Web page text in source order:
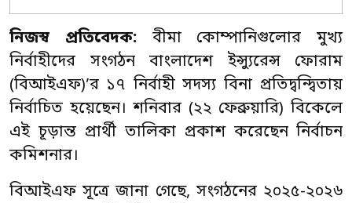
নিজস্ব প্রতিবেদক:বীমা কোম্পানিগুলোর মুখ্য
নির্বাহীদের সংগঠন বাংলাদেশ ইন্স্যুরেন্স ফোরাম
(বিআইএফ)’র ১৭ নির্বাহী সদস্য বিনা প্রতিদ্বন্দ্বিতায়
নির্বাচিত হয়েছেন। শনিবার (২২ ফেব্রুয়ারি) বিকেলে
এই চূড়ান্ত প্রার্থী তালিকা প্রকাশ করেছেন নির্বাচন
কমিশনার।
বিআইএফ সূত্রে জানা গেছে, সংগঠনের ২০২৫-২০২৬